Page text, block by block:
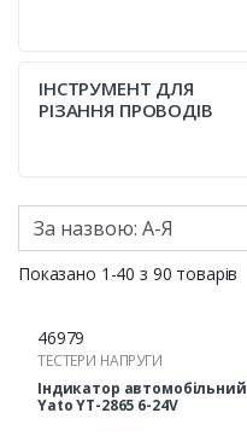
ІНСТРУМЕНТ ДЛЯ
РІЗАННЯ ПРОВОДІВ
Показано 1-40 з 90 товарів
46979
ТЕСТЕРИ НАПРУГИ
Індикатор автомобільний
Yato YT-2865 6-24V